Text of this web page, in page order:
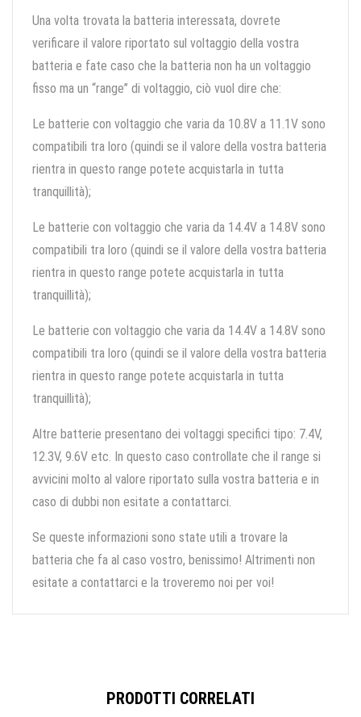
Una volta trovata la batteria interessata, dovrete
verificare il valore riportato sul voltaggio della vostra
batteria e fate caso che la batteria non ha un voltaggio
fisso ma un “range” di voltaggio, ciò vuol dire che:
Le batterie con voltaggio che varia da 10.8V a 11.1V sono
compatibili tra loro (quindi se il valore della vostra batteria
rientra in questo range potete acquistarla in tutta
tranquillità);
Le batterie con voltaggio che varia da 14.4V a 14.8V sono
compatibili tra loro (quindi se il valore della vostra batteria
rientra in questo range potete acquistarla in tutta
tranquillità);
Le batterie con voltaggio che varia da 14.4V a 14.8V sono
compatibili tra loro (quindi se il valore della vostra batteria
rientra in questo range potete acquistarla in tutta
tranquillità);
Altre batterie presentano dei voltaggi specifici tipo: 7.4V,
12.3V, 9.6V etc. In questo caso controllate che il range si
avvicini molto al valore riportato sulla vostra batteria e in
caso di dubbi non esitate a contattarci.
Se queste informazioni sono state utili a trovare la
batteria che fa al caso vostro, benissimo! Altrimenti non
esitate a contattarci e la troveremo noi per voi!
PRODOTTI CORRELATI